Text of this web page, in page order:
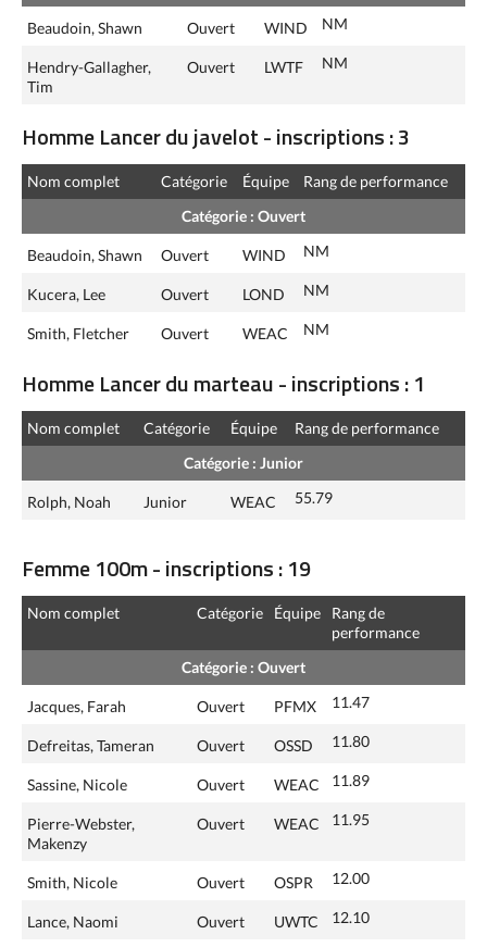
Beaudoin, Shawn Ouvert WIND NM
Hendry-Gallagher,
Tim
Ouvert LWTF NM
Homme Lancer du javelot - inscriptions : 3
Nom complet Catégorie Équipe
Rang de performance
Catégorie : Ouvert
Beaudoin, Shawn Ouvert WIND NM
Kucera, Lee Ouvert LOND NM
Smith, Fletcher Ouvert WEAC NM
Homme Lancer du marteau - inscriptions : 1
Nom complet Catégorie Équipe
Rang de performance
Catégorie : Junior
Rolph, Noah Junior WEAC 55.79
Femme 100m - inscriptions : 19
Nom complet Catégorie Équipe
Rang de
performance
Catégorie : Ouvert
Jacques, Farah Ouvert PFMX 11.47
Defreitas, Tameran Ouvert OSSD 11.80
Sassine, Nicole Ouvert WEAC 11.89
Pierre-Webster,
Makenzy
Ouvert WEAC 11.95
Smith, Nicole Ouvert OSPR 12.00
Lance, Naomi Ouvert UWTC 12.10